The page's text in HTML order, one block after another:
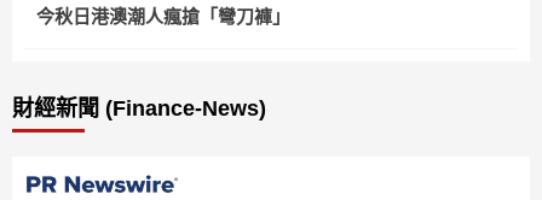
今秋日港澳潮人瘋搶「彎刀褲」
財經新聞 (Finance-News)